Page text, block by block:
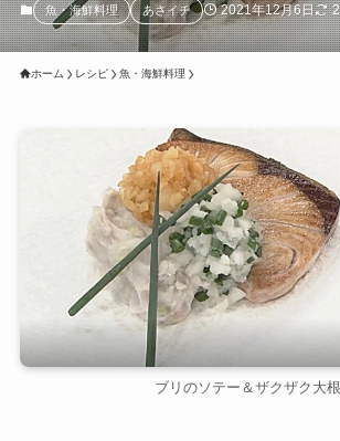
魚・海鮮料理 あさイチ 2021年12月6日
ホーム レシピ 魚・海鮮料理
ブリのソテー＆ザクザク大根